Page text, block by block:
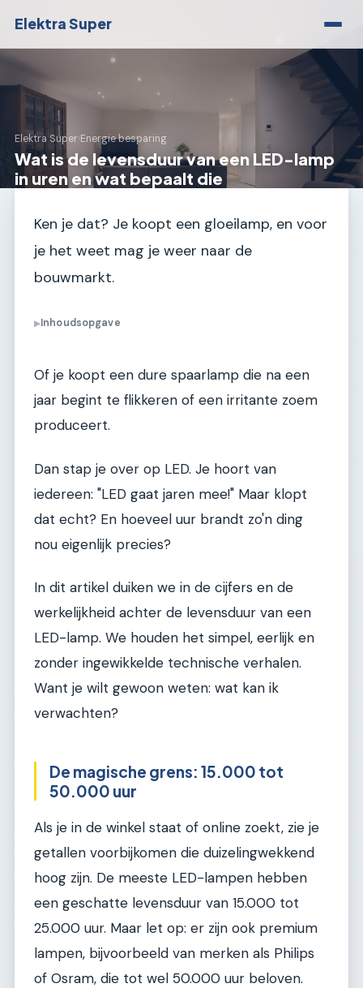
Elektra Super
Elektra Super›Energie besparing
Wat is de levensduur van een LED-lamp
in uren en wat bepaalt die
Ken je dat? Je koopt een gloeilamp, en voor
je het weet mag je weer naar de
bouwmarkt.
▶Inhoudsopgave
Of je koopt een dure spaarlamp die na een
jaar begint te flikkeren of een irritante zoem
produceert.
Dan stap je over op LED. Je hoort van
iedereen: "LED gaat jaren mee!" Maar klopt
dat echt? En hoeveel uur brandt zo'n ding
nou eigenlijk precies?
In dit artikel duiken we in de cijfers en de
werkelijkheid achter de levensduur van een
LED-lamp. We houden het simpel, eerlijk en
zonder ingewikkelde technische verhalen.
Want je wilt gewoon weten: wat kan ik
verwachten?
De magische grens: 15.000 tot
50.000 uur
Als je in de winkel staat of online zoekt, zie je
getallen voorbijkomen die duizelingwekkend
hoog zijn. De meeste LED-lampen hebben
een geschatte levensduur van 15.000 tot
25.000 uur. Maar let op: er zijn ook premium
lampen, bijvoorbeeld van merken als Philips
of Osram, die tot wel 50.000 uur beloven.